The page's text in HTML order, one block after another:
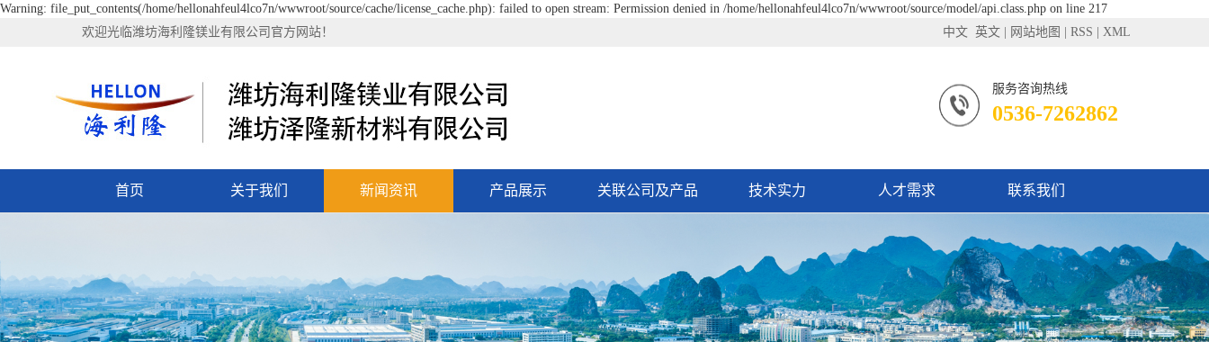
Warning: file_put_contents(/home/hellonahfeul4lco7n/wwwroot/source/cache/license_cache.php): failed to open stream: Permission denied in /home/hellonahfeul4lco7n/wwwroot/source/model/api.class.php on line 217
欢迎光临潍坊海利隆镁业有限公司官方网站！
网站地图 RSS XML
中文 英文
服务咨询热线
0536-7262862
首页 关于我们 新闻资讯 产品展示 关联公司及产品 技术实力 人才需求 联系我们